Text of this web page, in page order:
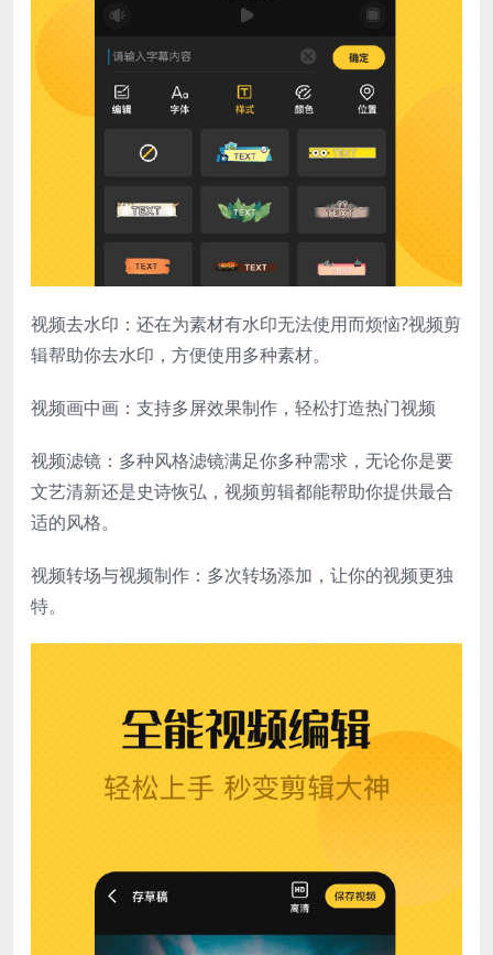
视频去水印：还在为素材有水印无法使用而烦恼?视频剪
辑帮助你去水印，方便使用多种素材。
视频画中画：支持多屏效果制作，轻松打造热门视频
视频滤镜：多种风格滤镜满足你多种需求，无论你是要
文艺清新还是史诗恢弘，视频剪辑都能帮助你提供最合
适的风格。
视频转场与视频制作：多次转场添加，让你的视频更独
特。